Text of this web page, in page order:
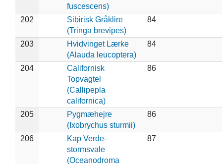
fuscescens)
202
Sibirisk Gråklire
(Tringa brevipes)
84
203
Hvidvinget Lærke
(Alauda leucoptera)
84
204
Californisk
Topvagtel
(Callipepla
californica)
86
205
Pygmæhejre
(Ixobrychus sturmii)
86
206
Kap Verde-
stormsvale
(Oceanodroma
87